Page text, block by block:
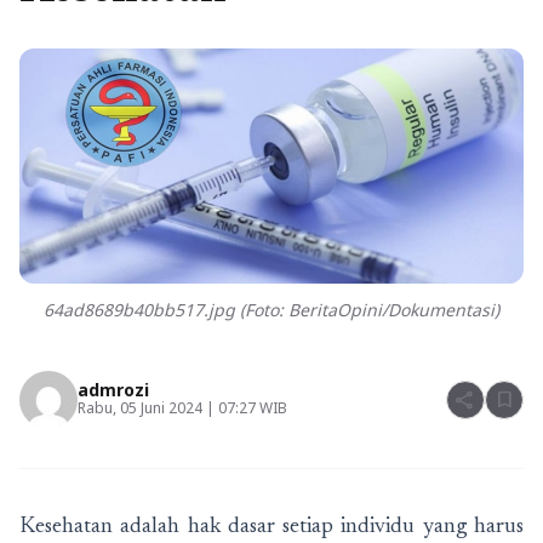
64ad8689b40bb517.jpg (Foto: BeritaOpini/Dokumentasi)
admrozi
Rabu, 05 Juni 2024 | 07:27 WIB share bookmark
Kesehatan adalah hak dasar setiap individu yang harus